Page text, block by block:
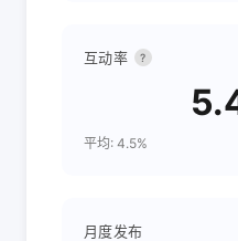
互动率 ?
平均: 4.5%
月度发布